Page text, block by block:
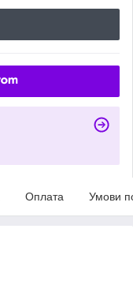
Оплата Умови